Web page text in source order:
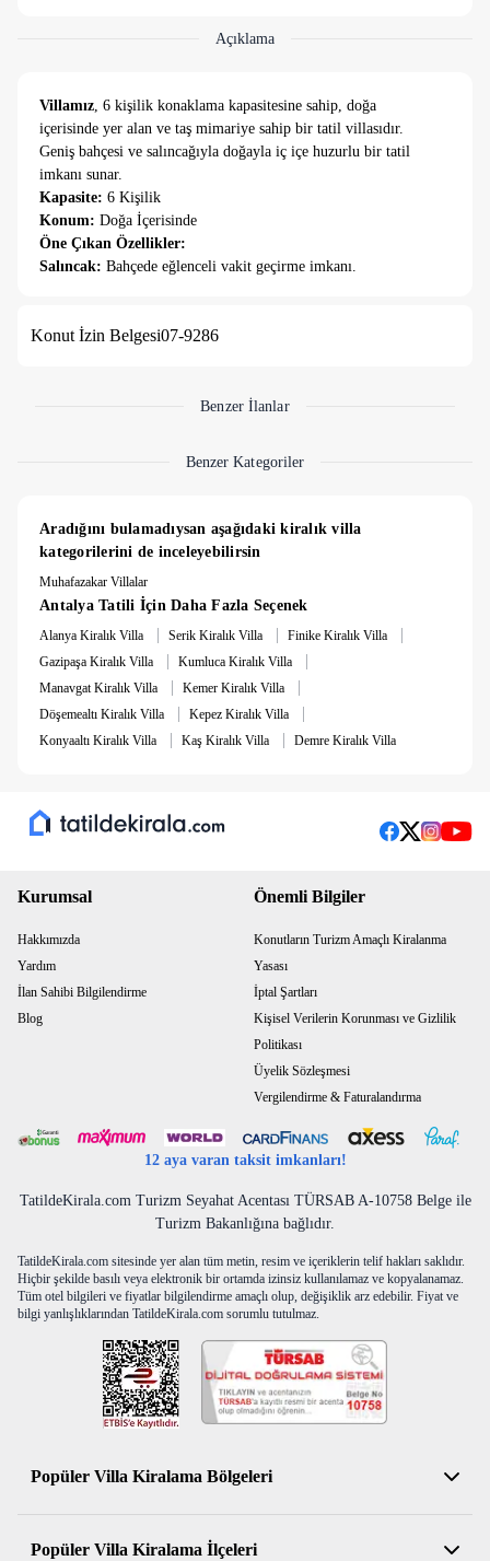
Açıklama
Villamız, 6 kişilik konaklama kapasitesine sahip, doğa
içerisinde yer alan ve taş mimariye sahip bir tatil villasıdır.
Geniş bahçesi ve salıncağıyla doğayla iç içe huzurlu bir tatil
imkanı sunar.
Kapasite: 6 Kişilik
Konum: Doğa İçerisinde
Öne Çıkan Özellikler:
Salıncak: Bahçede eğlenceli vakit geçirme imkanı.
tasarım.
6 gece altında konaklamaya 4.000 TL Temizlik Ücreti
5.000 TL Hasar Depozitosu bulunmaktadır. Hasarsızlık
Konut İzin Belgesi07-9286
Benzer İlanlar
Benzer Kategoriler
Aradığını bulamadıysan aşağıdaki kiralık villa
kategorilerini de inceleyebilirsin
Muhafazakar Villalar
Antalya Tatili İçin Daha Fazla Seçenek
Alanya Kiralık Villa | Serik Kiralık Villa | Finike Kiralık Villa |
Gazipaşa Kiralık Villa | Kumluca Kiralık Villa |
Manavgat Kiralık Villa | Kemer Kiralık Villa |
Döşemealtı Kiralık Villa | Kepez Kiralık Villa |
Konyaaltı Kiralık Villa | Kaş Kiralık Villa | Demre Kiralık Villa
Kurumsal
Hakkımızda
Yardım
İlan Sahibi Bilgilendirme
Blog
Önemli Bilgiler
Konutların Turizm Amaçlı Kiralanma
Yasası
İptal Şartları
Kişisel Verilerin Korunması ve Gizlilik
Politikası
Üyelik Sözleşmesi
Vergilendirme & Faturalandırma
12 aya varan taksit imkanları!
TatildeKirala.com Turizm Seyahat Acentası TÜRSAB A-10758 Belge ile
Turizm Bakanlığına bağlıdır.
TatildeKirala.com sitesinde yer alan tüm metin, resim ve içeriklerin telif hakları saklıdır.
Hiçbir şekilde basılı veya elektronik bir ortamda izinsiz kullanılamaz ve kopyalanamaz.
Tüm otel bilgileri ve fiyatlar bilgilendirme amaçlı olup, değişiklik arz edebilir. Fiyat ve
bilgi yanlışlıklarından TatildeKirala.com sorumlu tutulmaz.
Popüler Villa Kiralama Bölgeleri
Antalya Kiralık Villa
Muğla Kiralık Villa
Popüler Villa Kiralama İlçeleri